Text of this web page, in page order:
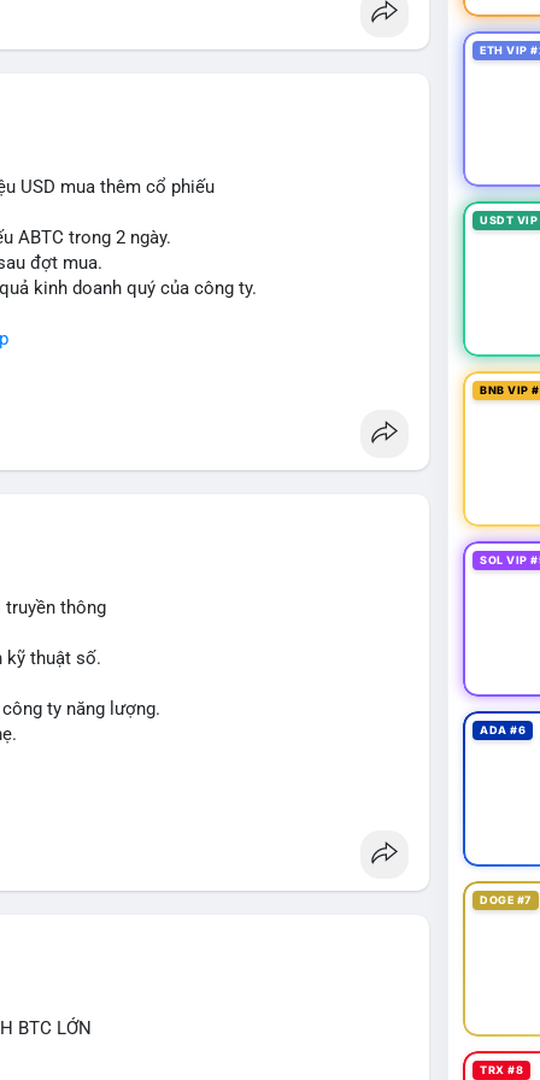
USD mua thêm cổ phiếu
ABTC trong 2 ngày.
đợt mua.
kinh doanh quý của công ty.
truyền thông
kỹ thuật số.
ty năng lượng.
BTC LỚN
ETH VIP
USDT
BNB VIP
SOL VIP
ADA #6
DOGE #7
TRX #8